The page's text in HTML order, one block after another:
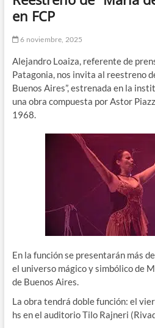
en FCP
6 noviembre, 2025
Alejandro Loaiza, referente de
Patagonia, nos invita al reestreno
Buenos Aires”, estrenada en la
una obra compuesta por Astor
1968.
En la función se presentarán más
el universo mágico y simbólico de
de Buenos Aires.
La obra tendrá doble función: el
hs en el auditorio Tilo Rajneri